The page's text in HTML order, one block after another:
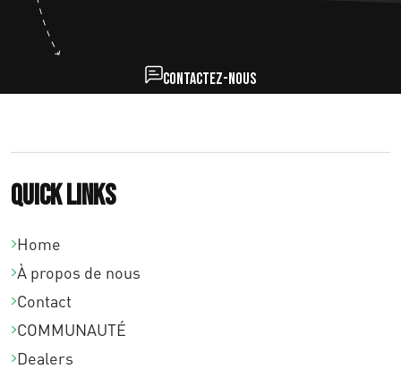
Contactez-nous
Quick links
Home
À propos de nous
Contact
COMMUNAUTÉ
Dealers